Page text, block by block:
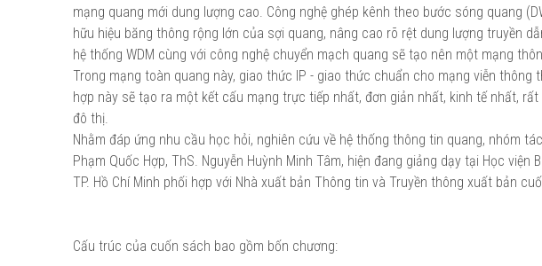
mạng quang mới dung lượng cao. Công nghệ ghép kênh theo bước sóng quang
hữu hiệu băng thông rộng lớn của sợi quang, nâng cao rõ rệt dung lượng truyền
hệ thống WDM cùng với công nghệ chuyển mạch quang sẽ tạo nên một mạng
Trong mạng toàn quang này, giao thức IP - giao thức chuẩn cho mạng viễn thông
hợp này sẽ tạo ra một kết cấu mạng trực tiếp nhất, đơn giản nhất, kinh tế nhất,
đô thị.
Nhằm đáp ứng nhu cầu học hỏi, nghiên cứu về hệ thống thông tin quang, nhóm
Phạm Quốc Hợp, ThS. Nguyễn Huỳnh Minh Tâm, hiện đang giảng dạy tại Học
TP. Hồ Chí Minh phối hợp với Nhà xuất bản Thông tin và Truyền thông xuất bản
Cấu trúc của cuốn sách bao gồm bốn chương: